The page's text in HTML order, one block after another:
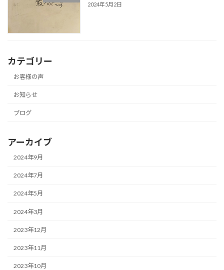
2024年5月2日
カテゴリー
お客様の声
お知らせ
ブログ
アーカイブ
2024年9月
2024年7月
2024年5月
2024年3月
2023年12月
2023年11月
2023年10月